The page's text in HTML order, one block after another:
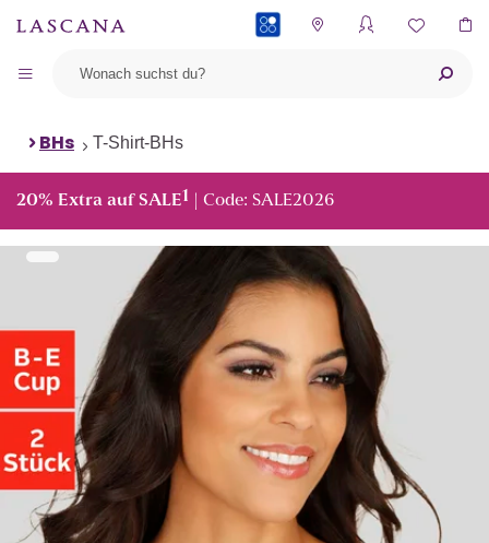
BHs T-Shirt-BHs
20% Extra auf SALE1 | Code: SALE2026